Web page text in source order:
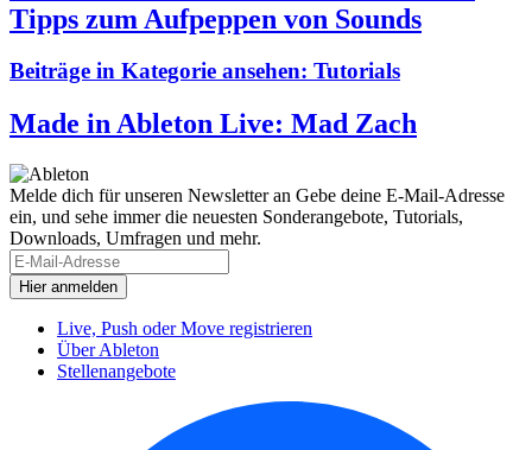
Tipps zum Aufpeppen von Sounds
Beiträge in Kategorie ansehen: Tutorials
Made in Ableton Live: Mad Zach
Melde dich für unseren Newsletter an Gebe deine E-Mail-Adresse
ein, und sehe immer die neuesten Sonderangebote, Tutorials,
Downloads, Umfragen und mehr.
Live, Push oder Move registrieren
Über Ableton
Stellenangebote